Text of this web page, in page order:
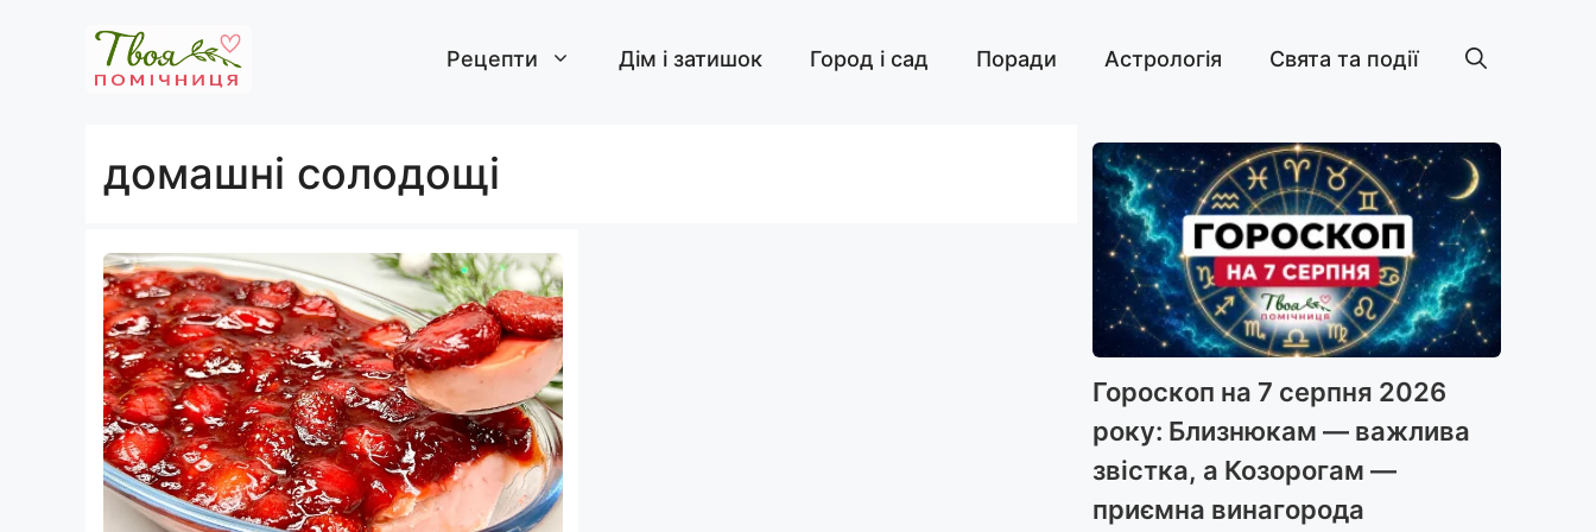
Рецепти Дім і затишок Город і сад Поради Астрологія Свята та події
домашні солодощі
Гороскоп на 7 серпня 2026
року: Близнюкам — важлива
звістка, а Козорогам —
приємна винагорода